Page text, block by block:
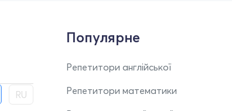
RU
Популярне
Репетитори англійської
Репетитори математики